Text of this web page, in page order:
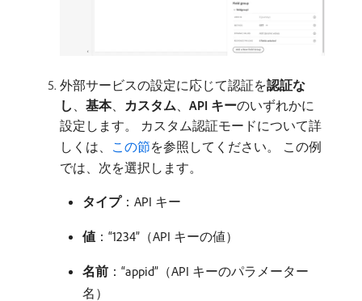
外部サービスの設定に応じて認証を​認証な
し 、 基本、 カスタム、 API キー​のいずれかに
設定します。 カスタム認証モードについて詳
しくは、 この節を参照してください。 この例
では、次を選択します。
タイプ：API キー
値 ：“1234”（API キーの値）
名前 ：“appid”（API キーのパラメーター
名）